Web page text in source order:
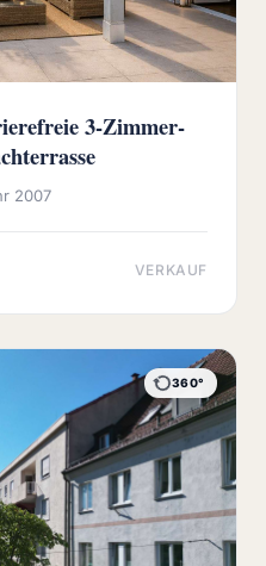
3-Zimmer-
2007
VERKAUF
360°